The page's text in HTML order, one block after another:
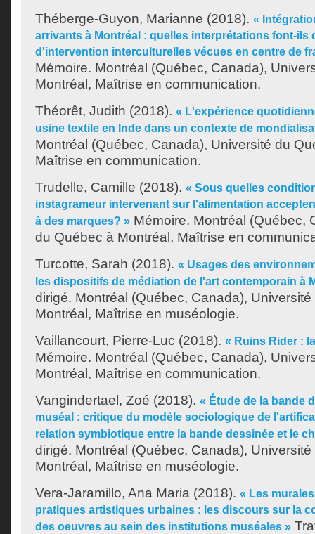
Théberge-Guyon, Marianne (2018). «
arrivants à Montréal : quelles interprétations font-ils
d'intervention interculturelles vécues en centre de
Mémoire. Montréal (Québec, Canada),
Montréal, Maîtrise en communication.
Théorêt, Judith (2018). « L'expérience
usine textile en Inde dans un contexte de
Montréal (Québec, Canada), Université du
Maîtrise en communication.
Trudelle, Camille (2018). « Sous quelles
instagrameur intervenant sur l'alimentation
à des marques? » Mémoire. Montréal (Québec,
du Québec à Montréal, Maîtrise en
Turcotte, Sarah (2018). « Usages des
les dispositifs de médiation de l'art contemporain à
dirigé. Montréal (Québec, Canada),
Montréal, Maîtrise en muséologie.
Vaillancourt, Pierre-Luc (2018). « Ruins Rider :
Mémoire. Montréal (Québec, Canada),
Montréal, Maîtrise en communication.
Vangindertael, Zoé (2018). « Étude de la bande
muséal : critique du modèle sociologique de
relation symbiotique entre la bande dessinée et le
dirigé. Montréal (Québec, Canada),
Montréal, Maîtrise en muséologie.
Vera-Jaramillo, Ana Maria (2018). « Les
pratiques artistiques urbaines : les discours sur la
des oeuvres au sein des institutions muséales »